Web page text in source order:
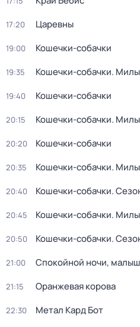
17:20 Царевны
19:00 Кошечки-собачки
19:35 Кошечки-собачки.
19:40 Кошечки-собачки
20:15 Кошечки-собачки.
20:20 Кошечки-собачки
20:35 Кошечки-собачки.
20:40 Кошечки-собачки.
20:45 Кошечки-собачки.
20:50 Кошечки-собачки.
21:00 Спокойной ночи,
21:15 Оранжевая корова
22:30 Метал Кард Бот